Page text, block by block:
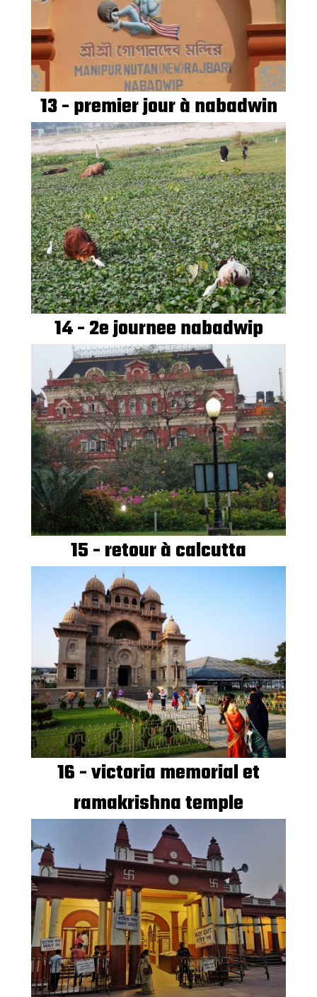
13 - premier jour à nabadwin
14 - 2e journee nabadwip
15 - retour à calcutta
16 - victoria memorial et
ramakrishna temple